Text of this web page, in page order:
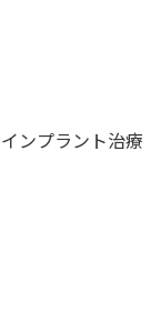
インプラント治療